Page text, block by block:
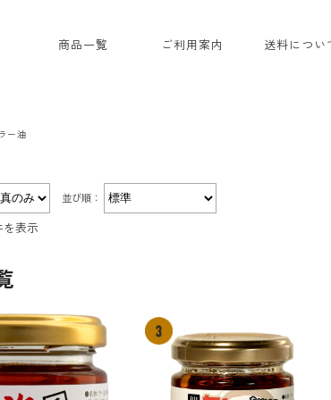
商品一覧 ご利用案内 送料につい
ー油
並び順：
を表示